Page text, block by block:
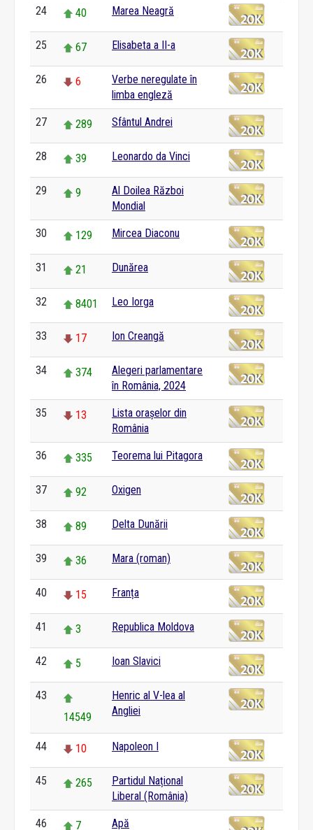
24 40 Marea Neagră
25 67 Elisabeta a II-a
26 6
Verbe neregulate în
limba engleză
27 289 Sfântul Andrei
28 39 Leonardo da Vinci
29 9
Al Doilea Război
Mondial
30 129 Mircea Diaconu
31 21 Dunărea
32 8401 Leo Iorga
33 17 Ion Creangă
34 374
Alegeri parlamentare
în România, 2024
35 13
Lista orașelor din
România
36 335 Teorema lui Pitagora
37 92 Oxigen
38 89 Delta Dunării
39 36 Mara (roman)
40 15 Franța
41 3 Republica Moldova
42 5 Ioan Slavici
43
14549
Henric al V-lea al
Angliei
44 10 Napoleon I
45 265
Partidul Național
Liberal (România)
46 7 Apă